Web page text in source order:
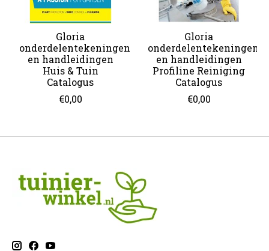
Gloria
onderdelentekeningen
en handleidingen
Huis & Tuin
Catalogus
€0,00
Gloria
onderdelentekeningen
en handleidingen
Profiline Reiniging
Catalogus
€0,00